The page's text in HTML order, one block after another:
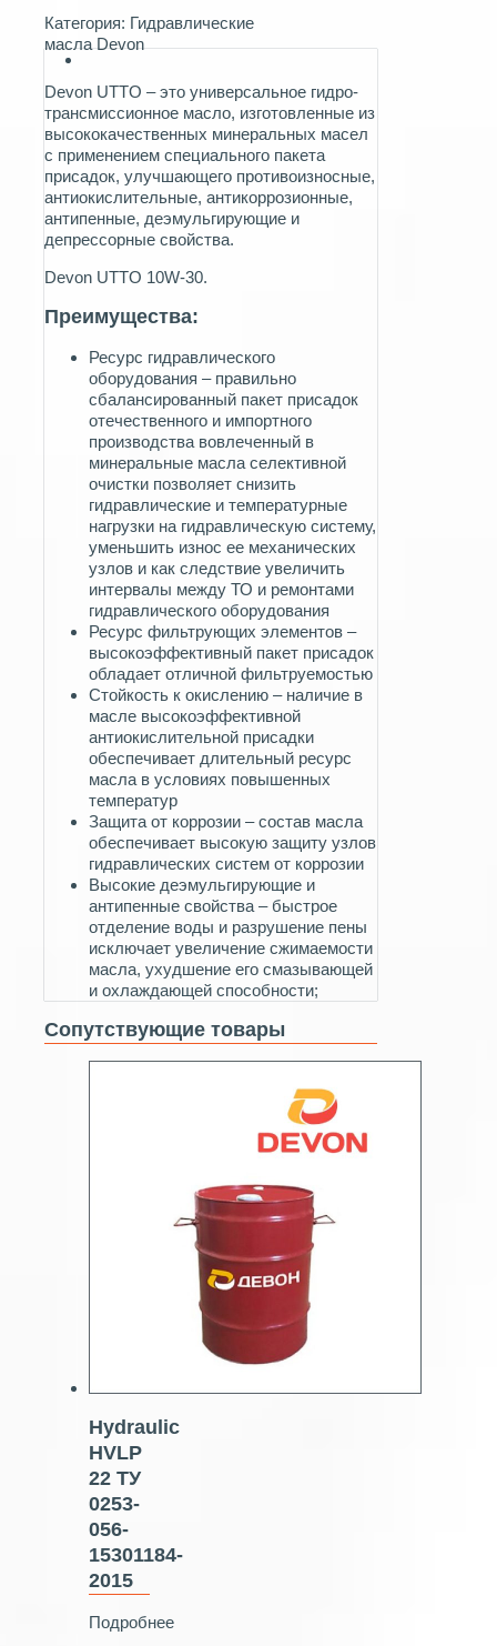
Категория: Гидравлические
масла Devon
Devon UTTO – это универсальное гидро-
трансмиссионное масло, изготовленные из
высококачественных минеральных масел
с применением специального пакета
присадок, улучшающего противоизносные,
антиокислительные, антикоррозионные,
антипенные, деэмульгирующие и
депрессорные свойства.
Devon UTTO 10W-30.
Преимущества:
Ресурс гидравлического
оборудования – правильно
сбалансированный пакет присадок
отечественного и импортного
производства вовлеченный в
минеральные масла селективной
очистки позволяет снизить
гидравлические и температурные
нагрузки на гидравлическую систему,
уменьшить износ ее механических
узлов и как следствие увеличить
интервалы между ТО и ремонтами
гидравлического оборудования
Ресурс фильтрующих элементов –
высокоэффективный пакет присадок
обладает отличной фильтруемостью
Стойкость к окислению – наличие в
масле высокоэффективной
антиокислительной присадки
обеспечивает длительный ресурс
масла в условиях повышенных
температур
Защита от коррозии – состав масла
обеспечивает высокую защиту узлов
гидравлических систем от коррозии
Высокие деэмульгирующие и
антипенные свойства – быстрое
отделение воды и разрушение пены
исключает увеличение сжимаемости
масла, ухудшение его смазывающей
и охлаждающей способности;
Сопутствующие товары
Hydraulic
HVLP
22 ТУ
0253-
056-
15301184-
2015
Подробнее